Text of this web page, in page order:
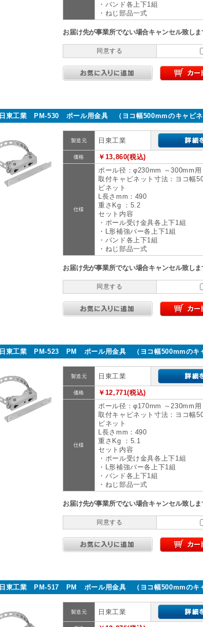
・バンド各上下1組
・ねじ部品一式
お届け先が事業所でない場合キャンセル致しま
同意する
日東工業 PM-530 ポール用金具 （ヨコ幅500mmのキャビネ
製造元 日東工業
価格 ￥13,860(税込)
仕様
ポール径：φ230mm ～300mm用
取付キャビネット寸法：ヨコ幅
ビネット
L長さmm：490
重さKg ：5.2
セット内容
・ポール受け金具各上下1組
・L形補強バー各上下1組
・バンド各上下1組
・ねじ部品一式
お届け先が事業所でない場合キャンセル致しま
同意する
日東工業 PM-523 PM ポール用金具 （ヨコ幅500mmのキャ
製造元 日東工業
価格 ￥12,771(税込)
仕様
ポール径：φ170mm ～230mm用
取付キャビネット寸法：ヨコ幅
ビネット
L長さmm：490
重さKg ：5.1
セット内容
・ポール受け金具各上下1組
・L形補強バー各上下1組
・バンド各上下1組
・ねじ部品一式
お届け先が事業所でない場合キャンセル致しま
同意する
日東工業 PM-517 PM ポール用金具 （ヨコ幅500mmのキャ
製造元 日東工業